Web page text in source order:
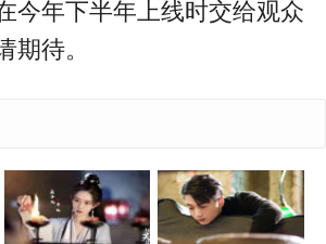
今年下半年上线时交给观众
期待。